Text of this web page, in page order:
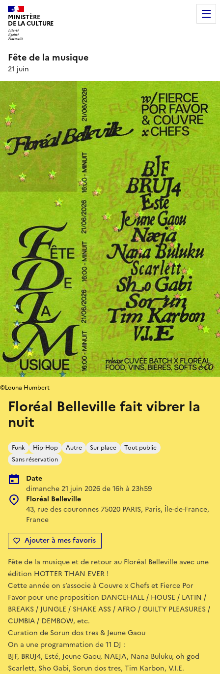
MINISTÈRE
DE LA CULTURE
Fête de la musique
21 juin
Floréal Belleville fait vibrer la
nuit
Funk Hip-Hop Autre Sur place
Tout public
Sans réservation
Date
dimanche 21 juin 2026 de 16h à 23h59
Floréal Belleville
43, rue des couronnes 75020 PARIS, Paris, Île-de-France,
France
Ajouter à mes favoris
©Louna Humbert
Fête de la musique et de retour au Floréal Belleville avec une
édition HOTTER THAN EVER !
Cette année on s’associe à Couvre x Chefs et Fierce Por
Favor pour une proposition DANCEHALL / HOUSE / LATIN /
BREAKS / JUNGLE / SHAKE ASS / AFRO / GUILTY PLEASURES /
CUMBIA / DEMBOW, etc.
Curation de Sorun dos tres & Jeune Gaou
On a une programmation de 11 DJ :
BJF, BRUJ4, Esté, Jeune Gaou, NAEJA, Nana Buluku, oh god
Scarlett, Sho Gabi, Sorun dos tres, Tim Karbon, V.I.E.